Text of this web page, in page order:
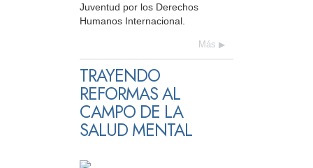
Juventud por los Derechos
Humanos Internacional.
Más
TRAYENDO
REFORMAS AL
CAMPO DE LA
SALUD MENTAL